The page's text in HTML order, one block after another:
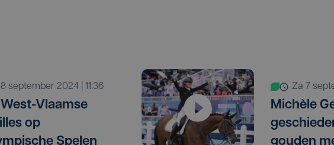
8 september 2024 | 11:36
Vlaamse
op
Spelen
za 7
Michèle
gouden